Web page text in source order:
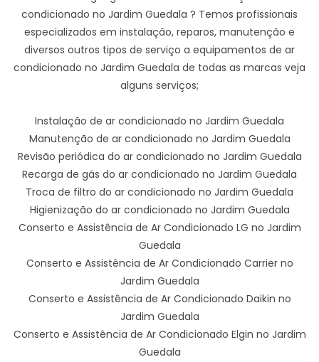
condicionado no Jardim Guedala ? Temos profissionais
especializados em instalação, reparos, manutenção e
diversos outros tipos de serviço a equipamentos de ar
condicionado no Jardim Guedala de todas as marcas veja
alguns serviços;
Instalação de ar condicionado no Jardim Guedala
Manutenção de ar condicionado no Jardim Guedala
Revisão periódica do ar condicionado no Jardim Guedala
Recarga de gás do ar condicionado no Jardim Guedala
Troca de filtro do ar condicionado no Jardim Guedala
Higienização do ar condicionado no Jardim Guedala
Conserto e Assistência de Ar Condicionado LG no Jardim
Guedala
Conserto e Assistência de Ar Condicionado Carrier no
Jardim Guedala
Conserto e Assistência de Ar Condicionado Daikin no
Jardim Guedala
Conserto e Assistência de Ar Condicionado Elgin no Jardim
Guedala